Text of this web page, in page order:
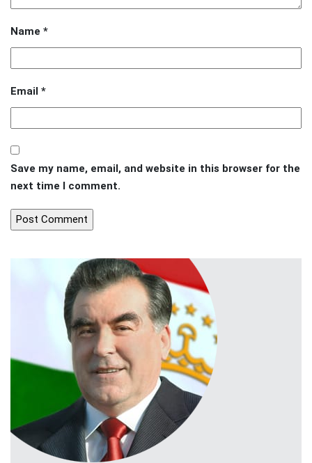
Name *
Email *
Save my name, email, and website in this browser for the
next time I comment.